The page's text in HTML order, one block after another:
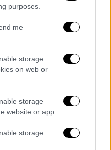
purposes.
me
storage
on web or
storage
website or app.
storage
το
του Ελληνικού
Γκερέκου και ο
Ε.Ο.Τ. Δημήτρης
έχουν